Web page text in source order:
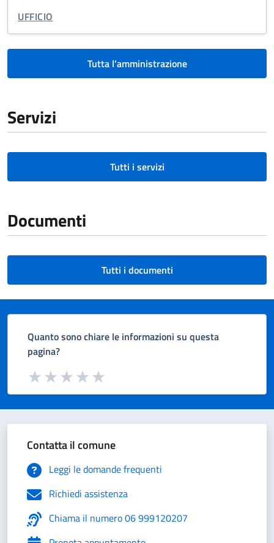
TIPO DI ORGANIZZAZIONE:
UFFICIO
Tutta l’amministrazione
Servizi
Tutti i servizi
Documenti
Tutti i documenti
Quanto sono chiare le informazioni su questa
pagina?
Valuta da 1 a 5 stelle la pagina
Valuta 5 stelle su 5
Valuta 4 stelle su 5
Valuta 3 stelle su 5
Valuta 2 stelle su 5
Valuta 1 stelle su 5
Contatta il comune
Leggi le domande frequenti
Richiedi assistenza
Chiama il numero 06 999120207